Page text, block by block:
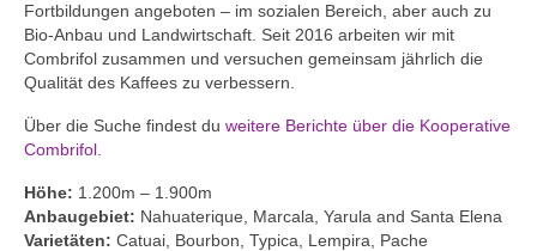
Fortbildungen angeboten – im sozialen Bereich, aber auch zu
Bio-Anbau und Landwirtschaft. Seit 2016 arbeiten wir mit
Combrifol zusammen und versuchen gemeinsam jährlich die
Qualität des Kaffees zu verbessern.
Über die Suche findest du weitere Berichte über die Kooperative
Combrifol
Höhe: 1.200m – 1.900m
Anbaugebiet: Nahuaterique, Marcala, Yarula and Santa Elena
Varietäten: Catuai, Bourbon, Typica, Lempira, Pache